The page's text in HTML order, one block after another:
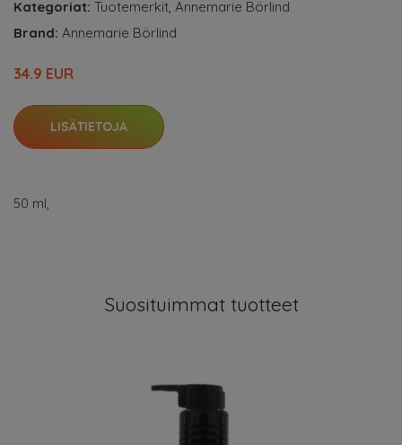
Kategoriat: Tuotemerkit, Annemarie Börlind
Brand: Annemarie Börlind
34.9 EUR
LISÄTIETOJA
50 ml,
Suosituimmat tuotteet